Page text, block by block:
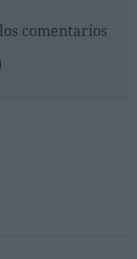
comentarios